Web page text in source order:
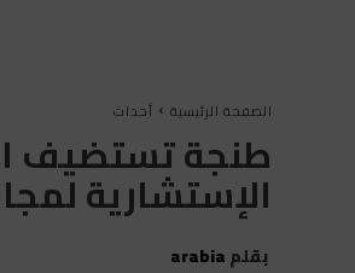
الصفحة الرئيسية أحداث
طنجة تستضيف
الإستشارية
بقلمarabia